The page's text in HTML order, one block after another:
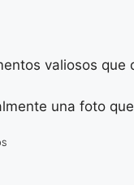
valiosos que
una foto